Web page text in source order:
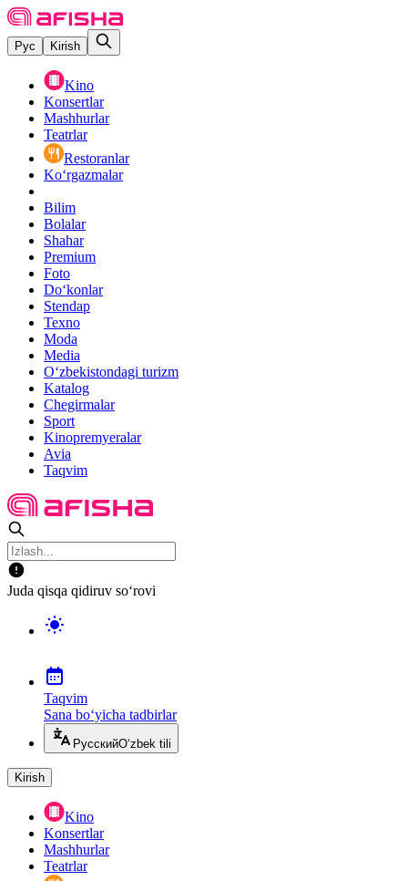
Рус Kirish
Kino
Konsertlar
Mashhurlar
Teatrlar
Restoranlar
Ko‘rgazmalar
Bilim
Bolalar
Shahar
Premium
Foto
Do‘konlar
Stendap
Texno
Moda
Media
O‘zbekistondagi turizm
Katalog
Chegirmalar
Sport
Kinopremyeralar
Avia
Taqvim
Juda qisqa qidiruv so‘rovi
Taqvim
Sana bo‘yicha tadbirlar
РусскийO‘zbek tili
Kirish
Kino
Konsertlar
Mashhurlar
Teatrlar